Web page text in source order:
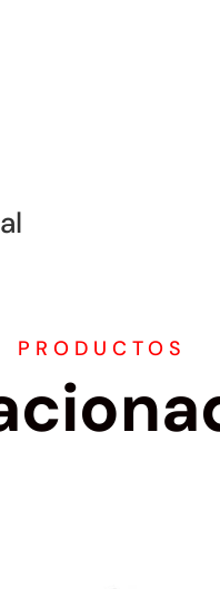
PRODUCTOS